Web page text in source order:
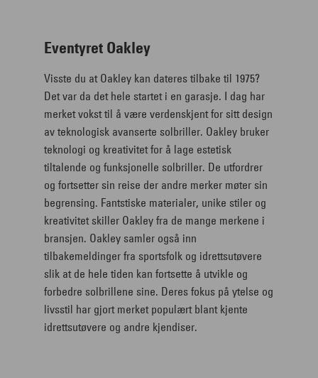
Eventyret Oakley
Visste du at Oakley kan dateres tilbake til 1975?
Det var da det hele startet i en garasje. I dag har
merket vokst til å være verdenskjent for sitt design
av teknologisk avanserte solbriller. Oakley bruker
teknologi og kreativitet for å lage estetisk
tiltalende og funksjonelle solbriller. De utfordrer
og fortsetter sin reise der andre merker møter sin
begrensing. Fantstiske materialer, unike stiler og
kreativitet skiller Oakley fra de mange merkene i
bransjen. Oakley samler også inn
tilbakemeldinger fra sportsfolk og idrettsutøvere
slik at de hele tiden kan fortsette å utvikle og
forbedre solbrillene sine. Deres fokus på ytelse og
livsstil har gjort merket populært blant kjente
idrettsutøvere og andre kjendiser.